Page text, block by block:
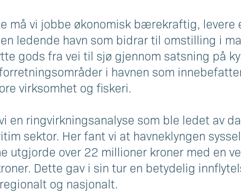
må vi jobbe økonomisk bærekraftig, levere
ledende havn som bidrar til omstilling i
gods fra vei til sjø gjennom satsning på
i havnen som
virksomhet og fiskeri.
en ringvirkningsanalyse som ble ledet av
sektor. Her fant vi at havneklyngen
utgjorde over 22 millioner kroner med en
Dette gav i sin tur en betydelig
og nasjonalt.